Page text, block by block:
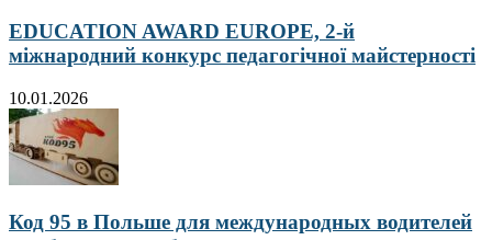
EDUCATION AWARD EUROPE, 2-й
міжнародний конкурс педагогічної майстерності
10.01.2026
Код 95 в Польше для международных водителей